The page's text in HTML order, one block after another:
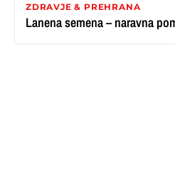
ZDRAVJE & PREHRANA
Lanena semena – naravna